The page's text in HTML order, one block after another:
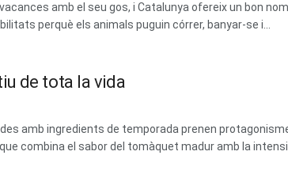
amb el seu gos, i Catalunya ofereix un bon
perquè els animals puguin córrer, banyar-se i...
de tota la vida
amb ingredients de temporada prenen
combina el sabor del tomàquet madur amb la